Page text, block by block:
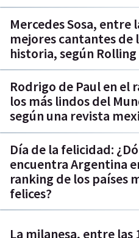
Mercedes Sosa, entre
mejores cantantes de
historia, según
Rodrigo de Paul en el
los más lindos del
según una revista
Día de la felicidad:
encuentra Argentina
ranking de los países
felices?
La milanesa, entre las